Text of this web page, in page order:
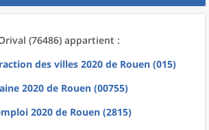
(76486) appartient :
des villes 2020 de Rouen (015)
2020 de Rouen (00755)
2020 de Rouen (2815)